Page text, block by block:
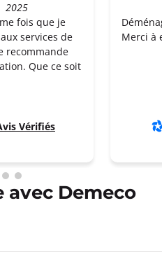
2025
fois que je
services de
recommande
Que ce soit
Vérifiés
Merci à
Demeco